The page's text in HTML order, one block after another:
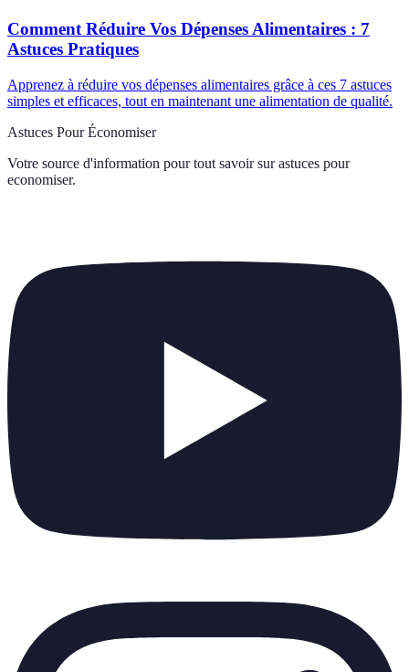
Comment Réduire Vos Dépenses Alimentaires : 7
Astuces Pratiques
Apprenez à réduire vos dépenses alimentaires grâce à ces 7 astuces
simples et efficaces, tout en maintenant une alimentation de qualité.
Astuces Pour Économiser
Votre source d'information pour tout savoir sur astuces pour
economiser.